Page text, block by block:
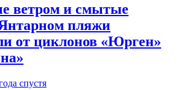
ветром и смытые
пляжи
от циклонов «Юрген»
спустя